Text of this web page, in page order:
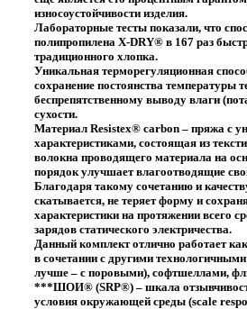
износоустойчивости изделия.
Лабораторные тесты показали, что
полипропилена X-DRY® в 167 раз
традиционного хлопка.
Уникальная терморегуляционная
сохранение постоянства температуры
беспрепятственному выводу влаги
сухости.
Материал Resistex® carbon – пряжа с
характеристиками, состоящая из
волокна проводящего материала на
порядок улучшает влагоотводящие
Благодаря такому сочетанию и
скатывается, не теряет форму и
характеристики на протяжении всего
зарядов статического электричества.
Данный комплект отлично работает
в сочетании с другими
лучше – с поровыми), софтшеллами,
***ШОИ® (SRP®) – шкала
условия окружающей среды (scale